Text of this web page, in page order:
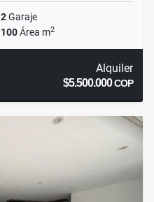
2Garaje
100Área m2
Alquiler
$5.500.000COP